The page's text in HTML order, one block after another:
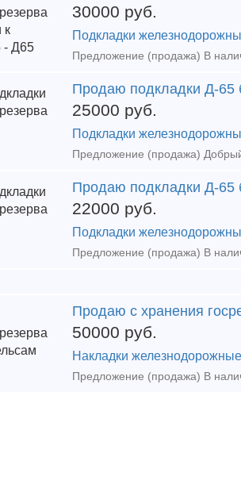
30000 руб.
Подкладки
Продаю подкладки Д-65
25000 руб.
Подкладки
Продаю подкладки Д-65
22000 руб.
Подкладки
Продаю с хранения
50000 руб.
Накладки железнодорожные